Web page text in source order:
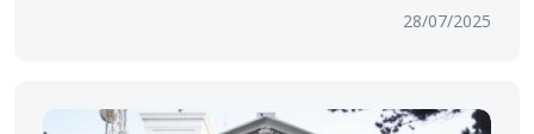
28/07/2025